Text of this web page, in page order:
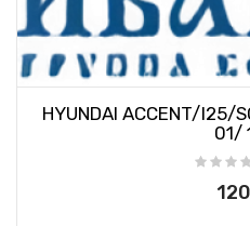
HYUNDAI ACCENT/I25/
01/